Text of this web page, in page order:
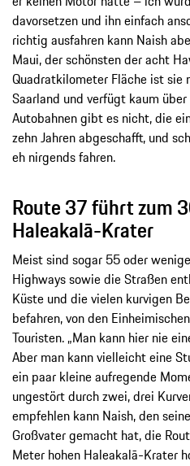
davorsetzen und ihn einfach
richtig ausfahren kann Naish
Maui, der schönsten der acht
Quadratkilometer Fläche ist sie
Saarland und verfügt kaum
Autobahnen gibt es nicht, die
zehn Jahren abgeschafft, und
eh nirgends fahren.
Route 37 führt zum
Haleakalā-Krater
Meist sind sogar 55 oder
Highways sowie die Straßen
Küste und die vielen kurvigen
befahren, von den
Touristen. „Man kann hier nie
Aber man kann vielleicht eine
ein paar kleine aufregende
ungestört durch zwei, drei
empfehlen kann Naish, den
Großvater gemacht hat, die
Meter hohen Haleakalā-Krater